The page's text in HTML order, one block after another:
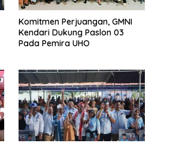
Komitmen Perjuangan, GMNI
Kendari Dukung Paslon 03
Pada Pemira UHO